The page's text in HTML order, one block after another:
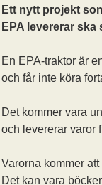
Ett nytt projekt
EPA levererar
En EPA-traktor är
och får inte köra
Det kommer vara
och levererar varor
Varorna kommer
Det kan vara